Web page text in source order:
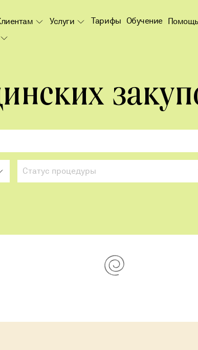
Услуги Тарифы Обучение Помощь
Статус процедуры